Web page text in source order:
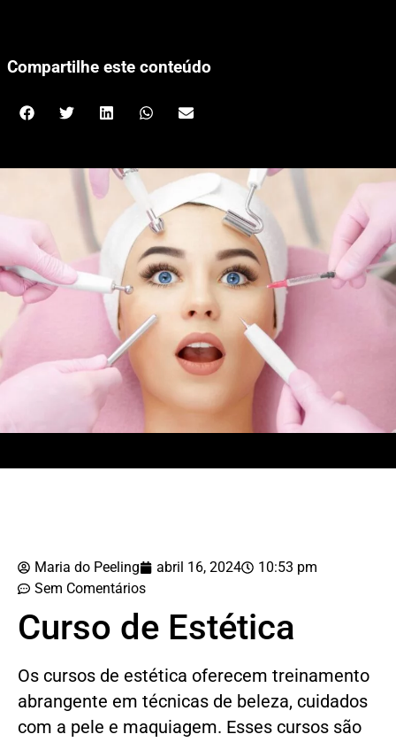
Compartilhe este conteúdo
Maria do Peeling abril 16, 2024
10:53 pm
Sem Comentários
Curso de Estética
Os cursos de estética oferecem treinamento
abrangente em técnicas de beleza, cuidados
com a pele e maquiagem. Esses cursos são